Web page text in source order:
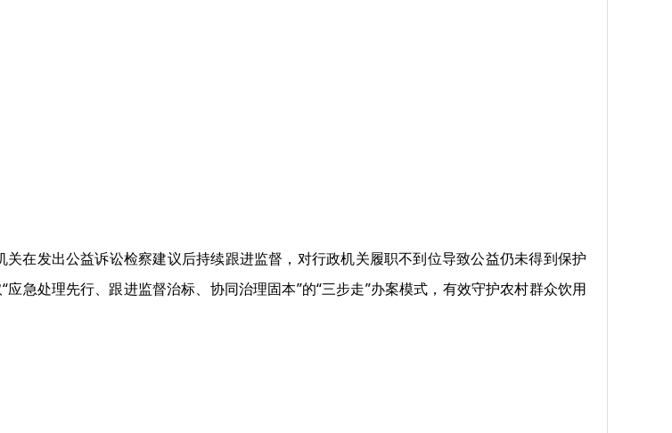
在发出公益诉讼检察建议后持续跟进监督，对行政机关履职不到位导致公益仍未得到保护
急处理先行、跟进监督治标、协同治理固本”的“三步走”办案模式，有效守护农村群众饮用